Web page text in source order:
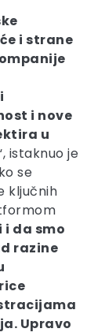
i strane
i nove
u
istaknuo je
se
ključnih
da smo
razine
Upravo